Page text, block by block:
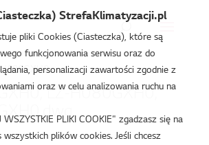
LZ-H080GXH0,
StrefaKlimatyzacji.pl
pliki Cookies (Ciasteczka), które są
funkcjonowania serwisu oraz do
personalizacji zawartości zgodnie z
oraz w celu analizowania ruchu na
WSZYSTKIE PLIKI COOKIE" zgadzasz się na
wszystkich plików cookies. Jeśli chcesz